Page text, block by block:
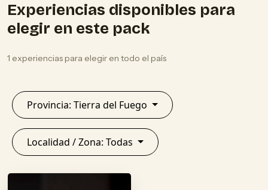
Experiencias disponibles para
elegir en este pack
1 experiencias para elegir en todo el país
Provincia: Tierra del Fuego
Localidad / Zona: Todas